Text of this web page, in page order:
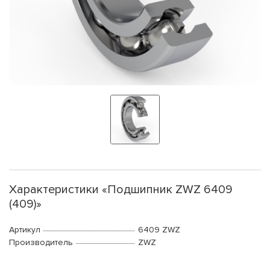
Характеристики «Подшипник ZWZ 6409
(409)»
Артикул
6409 ZWZ
Производитель
ZWZ